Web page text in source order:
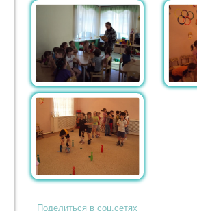
Поделиться в соц.сетях